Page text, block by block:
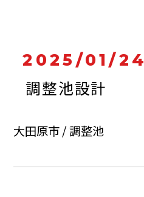
2025/01/24
調整池設計
大田原市 / 調整池